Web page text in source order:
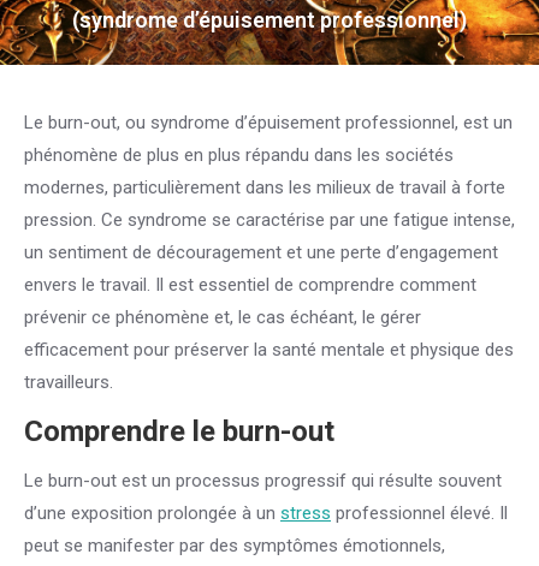
(syndrome d’épuisement professionnel)
Vous êtes ici :
Le burn-out, ou syndrome d’épuisement professionnel, est un
phénomène de plus en plus répandu dans les sociétés
modernes, particulièrement dans les milieux de travail à forte
pression. Ce syndrome se caractérise par une fatigue intense,
un sentiment de découragement et une perte d’engagement
envers le travail. Il est essentiel de comprendre comment
prévenir ce phénomène et, le cas échéant, le gérer
efficacement pour préserver la santé mentale et physique des
travailleurs.
Comprendre le burn-out
Le burn-out est un processus progressif qui résulte souvent
d’une exposition prolongée à un stress professionnel élevé. Il
peut se manifester par des symptômes émotionnels,